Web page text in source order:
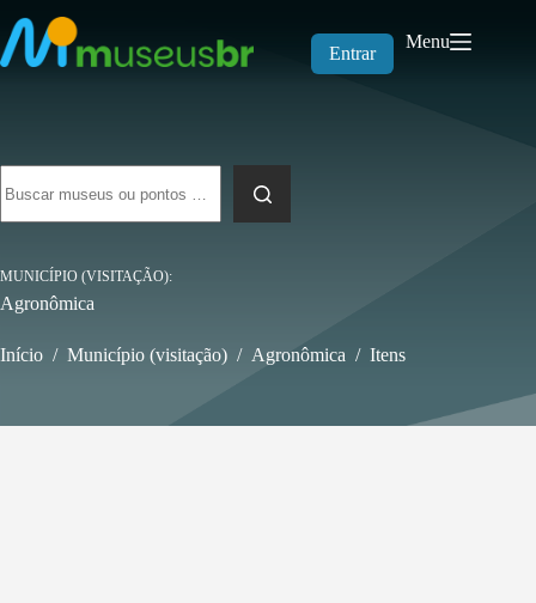
para
o
conteúdo
Entrar
Menu
resultados
MUNICÍPIO (VISITAÇÃO)
Agronômica
Início / Município (visitação) / Agronômica / Itens